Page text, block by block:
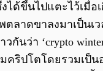
ได้ขึ้นไปแตะไว้เมื่อ
ลาดขาลงมาเป็นเ
กันว่า ‘crypto
คริปโตโดยรวมเป็น